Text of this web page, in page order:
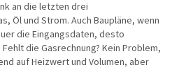
an die letzten drei
Öl und Strom. Auch Baupläne, wenn
die Eingangsdaten, desto
die Gasrechnung? Kein Problem,
auf Heizwert und Volumen, aber